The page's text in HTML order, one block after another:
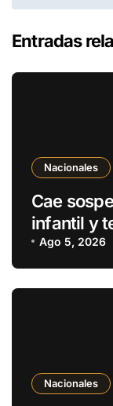
Entradas
Nacionales
Cae
infantil y
Mora
Ago 5, 2026
Nacionales